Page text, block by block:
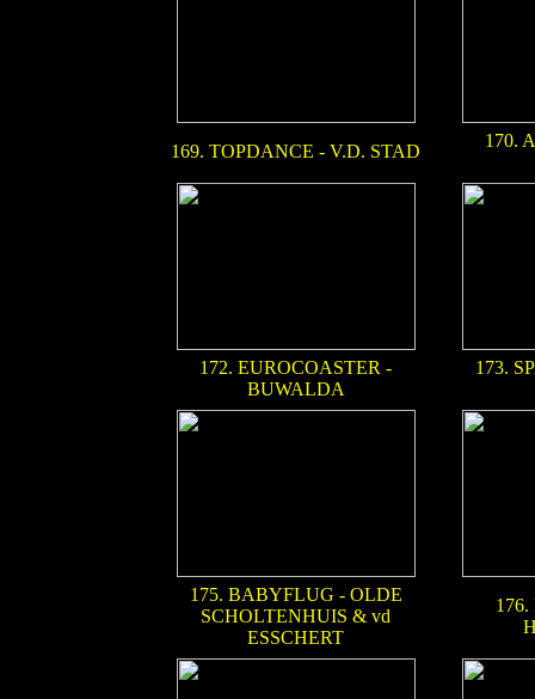
169. TOPDANCE - V.D. STAD
170.
172. EUROCOASTER -
BUWALDA
173.
175. BABYFLUG - OLDE
SCHOLTENHUIS & vd
ESSCHERT